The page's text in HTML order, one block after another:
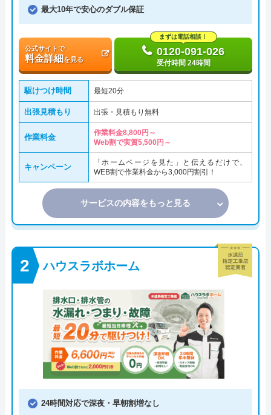
最大10年で安心のダブル保証
公式サイトで
料金詳細を見る
まずは電話相談！
0120-091-026
受付時間 24時間
駆けつけ時間 最短20分
出張見積もり 出張・見積もり無料
作業料金
作業料金8,800円～
Web割で実質5,500円～
キャンペーン
「ホームページを見た」と伝えるだけで、
WEB割で作業料金から3,000円割引！
サービスの内容をもっと見る
ハウスラボホーム
24時間対応で深夜・早朝割増なし